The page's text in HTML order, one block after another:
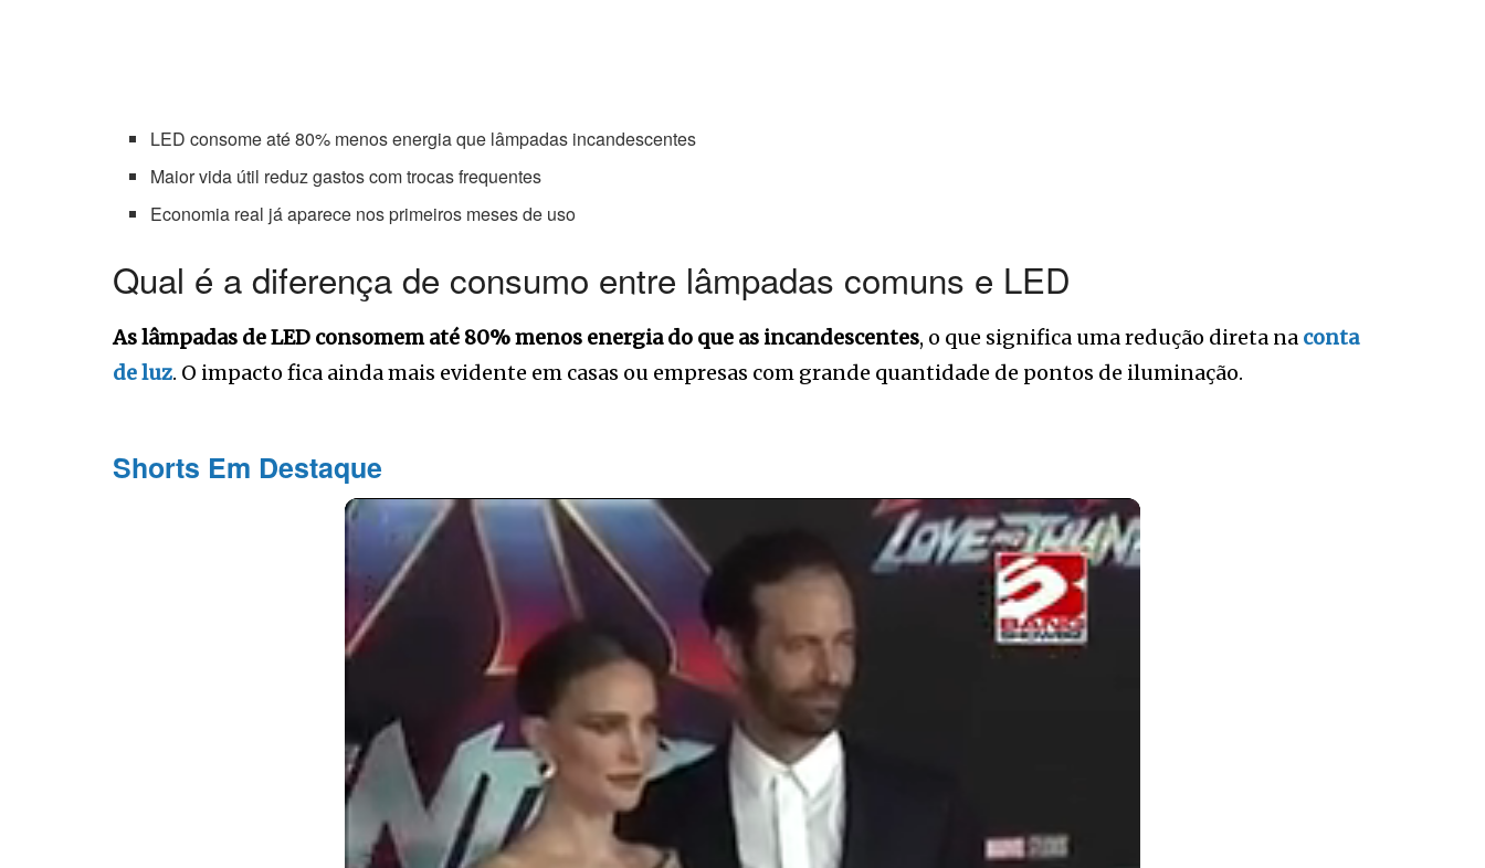
LED consome até 80% menos energia que lâmpadas incandescentes
Maior vida útil reduz gastos com trocas frequentes
Economia real já aparece nos primeiros meses de uso
Qual é a diferença de consumo entre lâmpadas comuns e LED
As lâmpadas de LED consomem até 80% menos energia do que as incandescentes, o que significa uma redução direta na conta
de luz. O impacto fica ainda mais evidente em casas ou empresas com grande quantidade de pontos de iluminação.
Shorts Em Destaque